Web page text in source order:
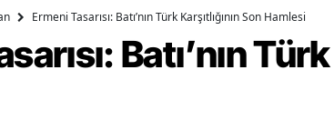
Ermeni Tasarısı: Batı’nın Türk Karşıtlığının Son Hamlesi
Batı’nın